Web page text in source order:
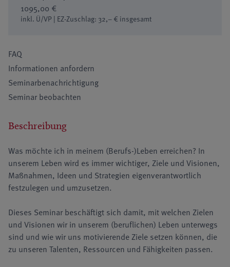
1095,00 €
inkl. Ü/VP | EZ-Zuschlag: 32,– € insgesamt
FAQ
Informationen anfordern
Seminarbenachrichtigung
Seminar beobachten
Beschreibung
Was möchte ich in meinem (Berufs-)Leben erreichen? In
unserem Leben wird es immer wichtiger, Ziele und Visionen,
Maßnahmen, Ideen und Strategien eigenverantwortlich
festzulegen und umzusetzen.
Dieses Seminar beschäftigt sich damit, mit welchen Zielen
und Visionen wir in unserem (beruflichen) Leben unterwegs
sind und wie wir uns motivierende Ziele setzen können, die
zu unseren Talenten, Ressourcen und Fähigkeiten passen.